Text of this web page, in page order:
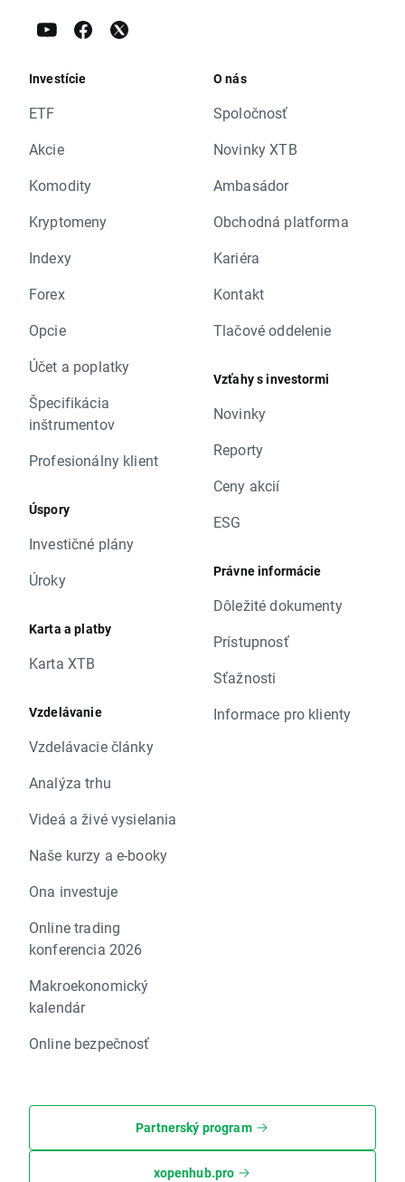
Investície
ETF
Akcie
Komodity
Kryptomeny
Indexy
Forex
Opcie
Účet a poplatky
Špecifikácia
inštrumentov
Profesionálny klient
Úspory
Investičné plány
Úroky
Karta a platby
Karta XTB
Vzdelávanie
Vzdelávacie články
Analýza trhu
Videá a živé vysielania
Naše kurzy a e-booky
Ona investuje
Online trading
konferencia 2026
Makroekonomický
kalendár
Online bezpečnosť
O nás
Spoločnosť
Novinky XTB
Ambasádor
Obchodná platforma
Kariéra
Kontakt
Tlačové oddelenie
Vzťahy s investormi
Novinky
Reporty
Ceny akcií
ESG
Právne informácie
Dôležité dokumenty
Prístupnosť
Sťažnosti
Informace pro klienty
Partnerský program
xopenhub.pro